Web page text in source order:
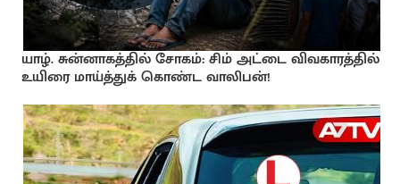
யாழ். சுன்னாகத்தில் சோகம்: சிம் அட்டை விவகாரத்தில்
உயிரை மாய்த்துக் கொண்ட வாலிபன்!